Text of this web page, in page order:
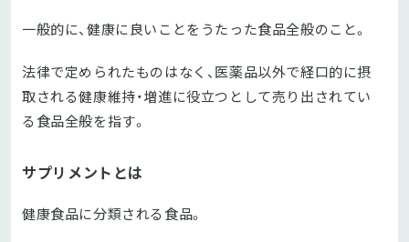
一般的に、健康に良いことをうたった食品全般のこと。
法律で定められたものはなく、医薬品以外で経口的に摂
取される健康維持・増進に役立つとして売り出されてい
る食品全般を指す。
サプリメントとは
健康食品に分類される食品。